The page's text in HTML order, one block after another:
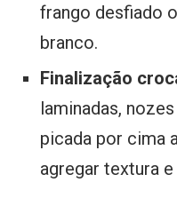
frango desfiado
branco.
Finalização
laminadas,
picada por cima
agregar textura e